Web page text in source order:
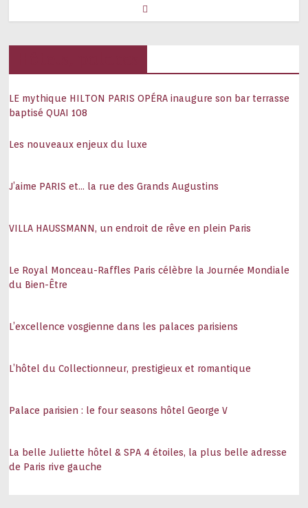
LE mythique HILTON PARIS OPÉRA inaugure son bar terrasse
baptisé QUAI 108
Les nouveaux enjeux du luxe
J’aime PARIS et… la rue des Grands Augustins
VILLA HAUSSMANN, un endroit de rêve en plein Paris
Le Royal Monceau-Raffles Paris célèbre la Journée Mondiale
du Bien-Être
L’excellence vosgienne dans les palaces parisiens
L’hôtel du Collectionneur, prestigieux et romantique
Palace parisien : le four seasons hôtel George V
La belle Juliette hôtel & SPA 4 étoiles, la plus belle adresse
de Paris rive gauche